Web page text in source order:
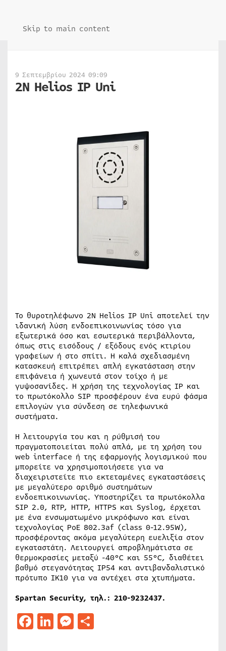
Skip to main content
9 Σεπτεμβρίου 2024 09:09
2N Helios IP Uni
Το θυροτηλέφωνο 2N Helios IP Uni αποτελεί την
ιδανική λύση ενδοεπικοινωνίας τόσο για
εξωτερικά όσο και εσωτερικά περιβάλλοντα,
όπως στις εισόδους / εξόδους ενός κτιρίου
γραφείων ή στο σπίτι. Η καλά σχεδιασμένη
κατασκευή επιτρέπει απλή εγκατάσταση στην
επιφάνεια ή χωνευτά στον τοίχο ή με
γυψοσανίδες. Η χρήση της τεχνολογίας IP και
το πρωτόκολλο SIP προσφέρουν ένα ευρύ φάσμα
επιλογών για σύνδεση σε τηλεφωνικά
συστήματα.
Η λειτουργία του και η ρύθμισή του
πραγματοποιείται πολύ απλά, με τη χρήση του
web interface ή της εφαρμογής λογισμικού που
μπορείτε να χρησιμοποιήσετε για να
διαχειριστείτε πιο εκτεταμένες εγκαταστάσεις
με μεγαλύτερο αριθμό συστημάτων
ενδοεπικοινωνίας. Υποστηρίζει τα πρωτόκολλα
SIP 2.0, RTP, HTTP, HTTPS και Syslog, έρχεται
με ένα ενσωματωμένο μικρόφωνο και είναι
τεχνολογίας PoE 802.3af (class 0-12.95W),
προσφέροντας ακόμα μεγαλύτερη ευελιξία στον
εγκαταστάτη. Λειτουργεί απροβλημάτιστα σε
θερμοκρασίες μεταξύ -40°C και 55°C, διαθέτει
βαθμό στεγανότητας IP54 και αντιβανδαλιστικό
πρότυπο IK10 για να αντέχει στα χτυπήματα.
Spartan Security, τηλ.: 210-9232437.
Facebook
LinkedIn
Messenger